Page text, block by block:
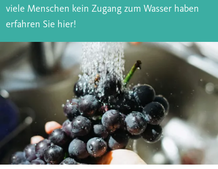
viele Menschen kein Zugang zum Wasser haben
erfahren Sie hier!